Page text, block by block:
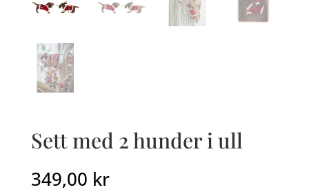
Sett med 2 hunder i ull
349,00 kr